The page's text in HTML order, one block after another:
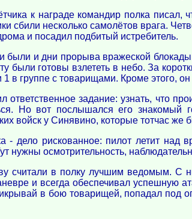
к награде командир полка
сбили несколько самолётов врага.
и посадил подбитый истребитель.
были и дни прорыва вражеской
были готовы взлететь в небо. За
в группе с товарищами. Кроме этого,
ответственное задание: узнать, что
Но вот послышался его
войск у Синявино, которые тотчас
- дело рискованное: пилот летит над
нужны осмотрительность,
считали в полку лучшим ведомым. С
и всегда обеспечивал успешную
в бою товарищей, попадал под